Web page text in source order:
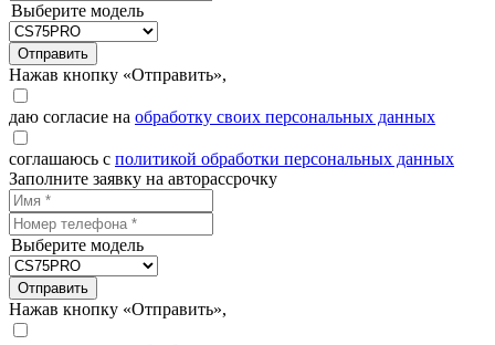
Выберите модель
Отправить
Нажав кнопку «Отправить»,
даю согласие на обработку своих персональных данных
соглашаюсь с политикой обработки персональных данных
Заполните заявку на авторассрочку
Выберите модель
Отправить
Нажав кнопку «Отправить»,